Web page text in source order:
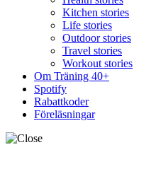
Kitchen stories
Life stories
Outdoor stories
Travel stories
Workout stories
Om Träning 40+
Spotify
Rabattkoder
Föreläsningar